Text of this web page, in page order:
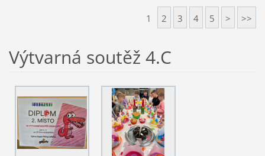
1 2 3 4 5 > >>
Výtvarná soutěž 4.C